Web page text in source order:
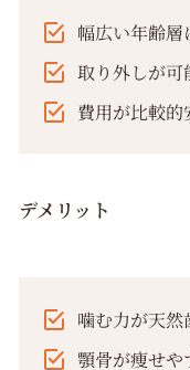
幅広い年齢層
取り外しが可
費用が比較的
デメリット
噛む力が天
顎骨が痩せや